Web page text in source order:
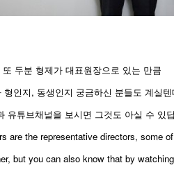
또 두분 형제가 대표원장으로 있는 만큼
형인지, 동생인지 궁금하신 분들도 계실텐
유튜브채널을 보시면 그것도 아실 수 있
are the representative directors, some
but you can also know that by